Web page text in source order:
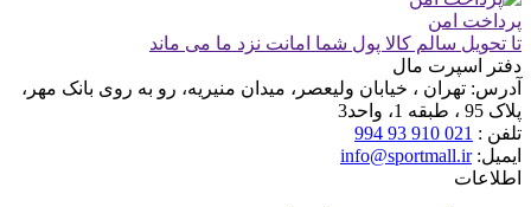
پرداخت امن
تا تحویل سالم کالا پول شما امانت نزد ما می ماند
دفتر اسپرت مال
آدرس: تهران ، خیابان ولیعصر، میدان منیریه، رو به روی بانک مهر،
پلاک 95 ، طبقه 1، واحد3
تلفن : 021 910 93 994
ایمیل:info@sportmall.ir
اطلاعات